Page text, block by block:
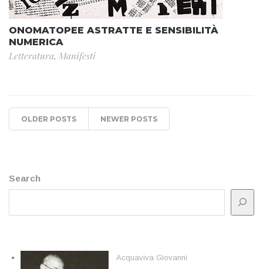
ONOMATOPEE ASTRATTE E SENSIBILITÀ
NUMERICA
Letteratura, Manifesti
OLDER POSTS NEWER POSTS
Search
Acquaviva Giovanni